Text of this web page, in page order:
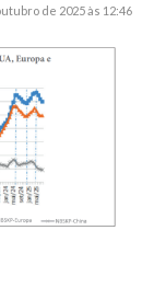
de 2025 às 12:46